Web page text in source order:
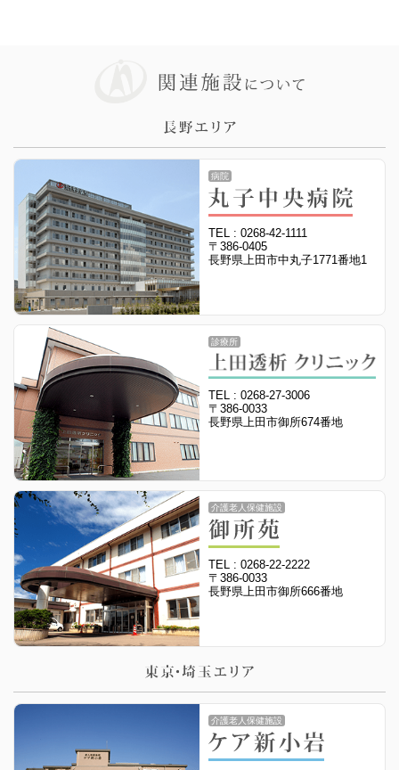
病院
TEL : 0268-42-1111
〒386-0405
長野県上田市中丸子1771番地1
診療所
TEL : 0268-27-3006
〒386-0033
長野県上田市御所674番地
介護老人保健施設
TEL : 0268-22-2222
〒386-0033
長野県上田市御所666番地
介護老人保健施設